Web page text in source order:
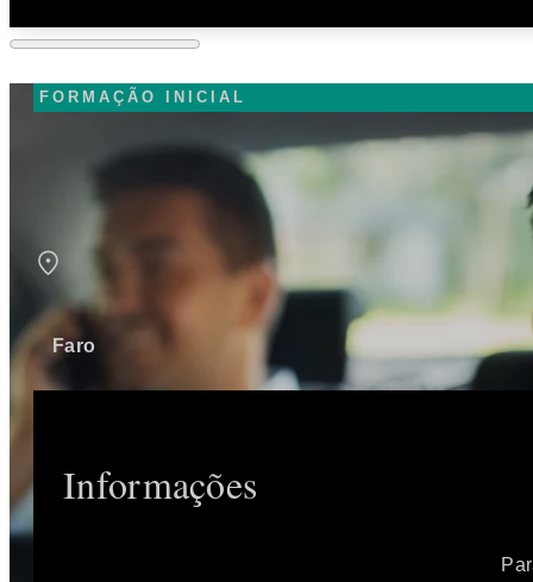
FORMAÇÃO INICIAL
Faro
Informações